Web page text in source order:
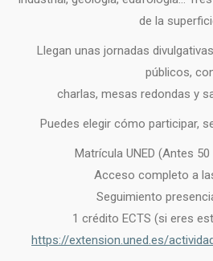
de la
Llegan unas jornadas
públicos,
charlas, mesas redondas y
Puedes elegir cómo participar,
Matrícula UNED (Antes
Acceso completo a
Seguimiento
1 crédito ECTS (si eres
https://extension.uned.es/